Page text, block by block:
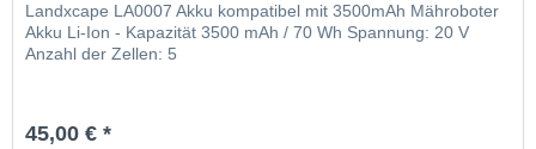
Landxcape LA0007 Akku kompatibel mit 3500mAh Mähroboter
Akku Li-Ion - Kapazität 3500 mAh / 70 Wh Spannung: 20 V
Anzahl der Zellen: 5
45,00 € *